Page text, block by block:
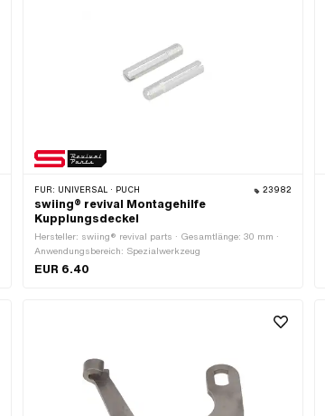
FÜR: UNIVERSAL · PUCH 23982
swiing® revival Montagehilfe
Kupplungsdeckel
Hersteller: swiing® revival parts · Gesamtlänge: 30 mm ·
Anwendungsbereich: Spezialwerkzeug
EUR 6.40